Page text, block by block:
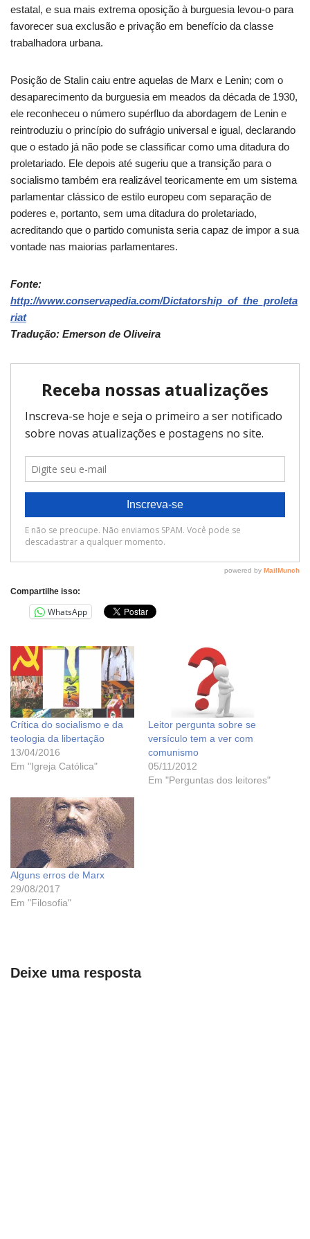
estatal, e sua mais extrema oposição à burguesia levou-o para
favorecer sua exclusão e privação em benefício da classe
trabalhadora urbana.
Posição de Stalin caiu entre aquelas de Marx e Lenin; com o
desaparecimento da burguesia em meados da década de 1930,
ele reconheceu o número supérfluo da abordagem de Lenin e
reintroduziu o princípio do sufrágio universal e igual, declarando
que o estado já não pode se classificar como uma ditadura do
proletariado. Ele depois até sugeriu que a transição para o
socialismo também era realizável teoricamente em um sistema
parlamentar clássico de estilo europeu com separação de
poderes e, portanto, sem uma ditadura do proletariado,
acreditando que o partido comunista seria capaz de impor a sua
vontade nas maiorias parlamentares.
Fonte:
http://www.conservapedia.com/Dictatorship_of_the_proleta
riat
Tradução: Emerson de Oliveira
Compartilhe isso:
WhatsApp
Crítica do socialismo e da
teologia da libertação
13/04/2016
Em "Igreja Católica"
Leitor pergunta sobre se
versículo tem a ver com
comunismo
05/11/2012
Em "Perguntas dos leitores"
Alguns erros de Marx
29/08/2017
Em "Filosofia"
Deixe uma resposta